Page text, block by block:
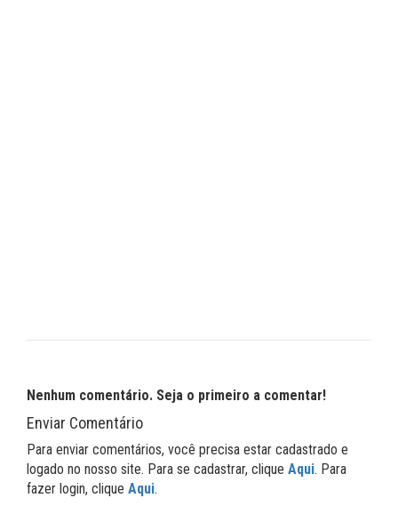
Nenhum comentário. Seja o primeiro a comentar!
Enviar Comentário
Para enviar comentários, você precisa estar cadastrado e
logado no nosso site. Para se cadastrar, clique Aqui. Para
fazer login, clique Aqui.